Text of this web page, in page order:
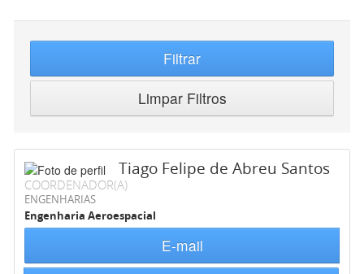
Filtrar
Limpar Filtros
Tiago Felipe de Abreu Santos
COORDENADOR(A)
ENGENHARIAS
Engenharia Aeroespacial
E-mail